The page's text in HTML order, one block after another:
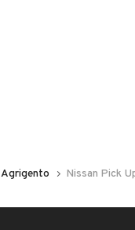
Agrigento Nissan Pick